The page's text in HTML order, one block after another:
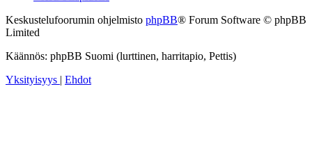
Keskustelufoorumin ohjelmisto phpBB® Forum Software © phpBB
Limited
Käännös: phpBB Suomi (lurttinen, harritapio, Pettis)
Yksityisyys | Ehdot